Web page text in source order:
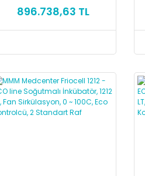
Standart Raf
896.738,63 TL